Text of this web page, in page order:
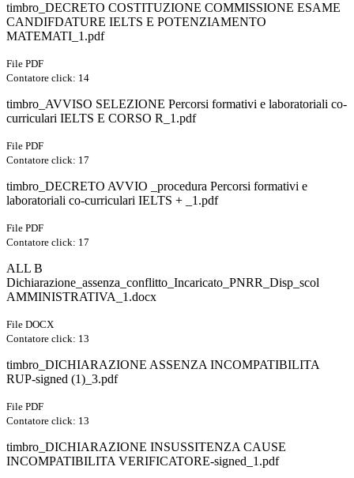
timbro_DECRETO COSTITUZIONE COMMISSIONE ESAME
CANDIFDATURE IELTS E POTENZIAMENTO
MATEMATI_1.pdf
File PDF
Contatore click: 14
timbro_AVVISO SELEZIONE Percorsi formativi e laboratoriali co-
curriculari IELTS E CORSO R_1.pdf
File PDF
Contatore click: 17
timbro_DECRETO AVVIO _procedura Percorsi formativi e
laboratoriali co-curriculari IELTS + _1.pdf
File PDF
Contatore click: 17
ALL B
Dichiarazione_assenza_conflitto_Incaricato_PNRR_Disp_scol
AMMINISTRATIVA_1.docx
File DOCX
Contatore click: 13
timbro_DICHIARAZIONE ASSENZA INCOMPATIBILITA
RUP-signed (1)_3.pdf
File PDF
Contatore click: 13
timbro_DICHIARAZIONE INSUSSITENZA CAUSE
INCOMPATIBILITA VERIFICATORE-signed_1.pdf